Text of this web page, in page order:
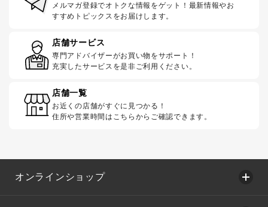
メルマガ登録でオトクな情報をゲット！最新情報やお
すすめトピックスをお届けします。
店舗サービス
専門アドバイザーがお買い物をサポート！
充実したサービスを是非ご利用ください。
店舗一覧
お近くの店舗がすぐに見つかる！
住所や営業時間はこちらからご確認できます。
オンラインショップ